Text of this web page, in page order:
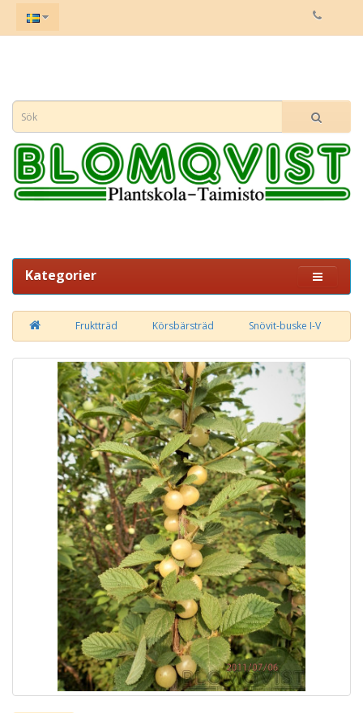
Kategorier
Fruktträd Körsbärsträd Snövit-buske I-V